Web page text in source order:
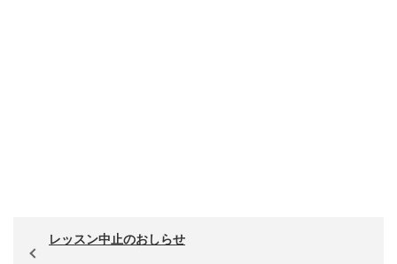
レッスン中止のおしらせ